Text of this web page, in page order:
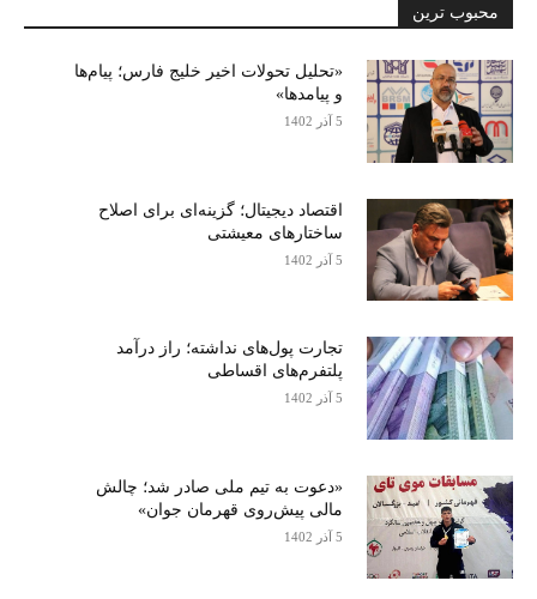
محبوب ترین
«تحلیل تحولات اخیر خلیج فارس؛ پیام‌ها
و پیامدها»
5 آذر 1402
اقتصاد دیجیتال؛ گزینه‌ای برای اصلاح
ساختارهای معیشتی
5 آذر 1402
تجارت پول‌های نداشته؛ راز درآمد
پلتفرم‌های اقساطی
5 آذر 1402
«دعوت به تیم ملی صادر شد؛ چالش
مالی پیش‌روی قهرمان جوان»
5 آذر 1402